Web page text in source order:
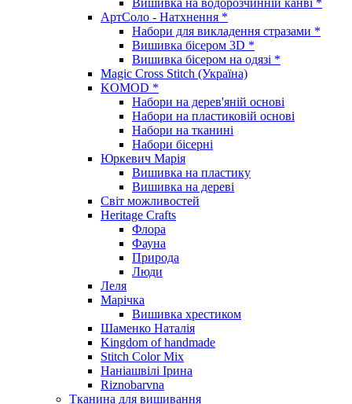
АртСоло - Натхнення *
Набори для викладення стразами *
Вишивка бісером 3D *
Вишивка бісером на одязі *
Magic Cross Stitch (Україна)
KOMOD *
Набори на дерев'яній основі
Набори на пластиковій основі
Набори на тканині
Набори бісерні
Юркевич Марія
Вишивка на пластику
Вишивка на дереві
Світ можливостей
Heritage Crafts
Флора
Фауна
Природа
Люди
Леля
Марічка
Вишивка хрестиком
Шаменко Наталія
Kingdom of handmade
Stitch Color Mix
Наніашвілі Ірина
Riznobarvna
Тканина для вишивання